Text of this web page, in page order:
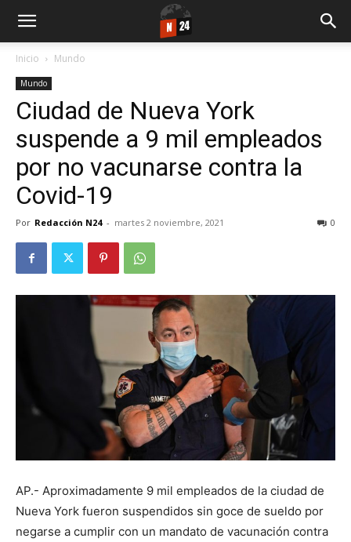
Inicio Mundo
Mundo
Ciudad de Nueva York
suspende a 9 mil empleados
por no vacunarse contra la
Covid-19
Por Redacción N24 - martes 2 noviembre, 2021 0
AP.- Aproximadamente 9 mil empleados de la ciudad de
Nueva York fueron suspendidos sin goce de sueldo por
negarse a cumplir con un mandato de vacunación contra